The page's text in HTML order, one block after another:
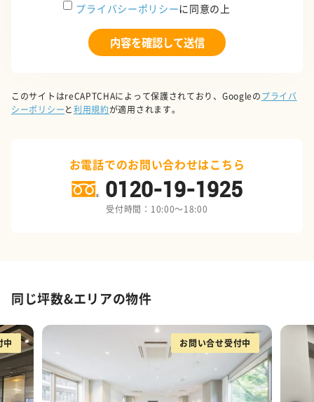
プライバシーポリシーに同意の上
このサイトはreCAPTCHAによって保護されており、Googleのプライバ
シーポリシーと利用規約が適用されます。
お電話でのお問い合わせはこちら
0120-19-1925
受付時間：10:00～18:00
同じ坪数&エリアの物件
中 お問い合せ受付中